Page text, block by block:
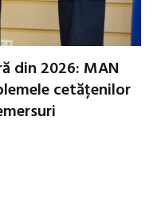
din 2026: MAN
cetățenilor